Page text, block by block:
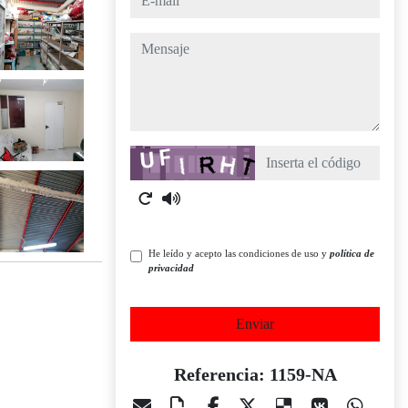
mensaje
Captcha
He leído y acepto las condiciones de uso y política de
privacidad
Enviar
Referencia: 1159-NA